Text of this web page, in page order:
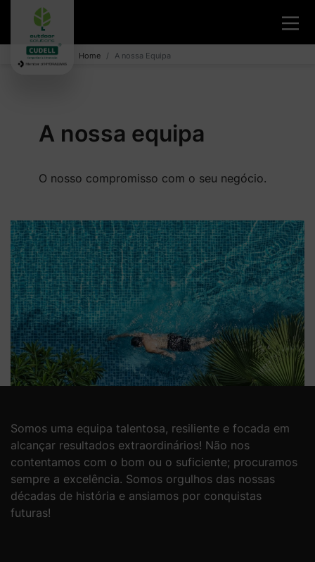
Home A nossa Equipa
A nossa equipa
O nosso compromisso com o seu negócio.
Somos uma equipa talentosa, resiliente e focada em
alcançar resultados extraordinários! Não nos
contentamos com o bom ou o suficiente; procuramos
sempre a excelência. Somos orgulhos das nossas
décadas de história e ansiamos por conquistas
futuras!